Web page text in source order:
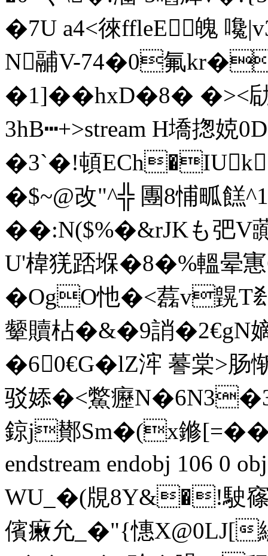
�7U a4<徠ffleE魄
N鬴V-74�0氟
�1]��hxD�8� �><
3hB┅+>stream H墧揔娔
�3`�!頓ECh�IUk
�$~@改"^╬ 團8悑畖餻
��:N($%�&rJKも弝
U'椲猐踎堢�8�%轀晕寭
�OgO忚�<藞v皩T
颦贖枮�&�9誚�2€gN嫡
�60€G�lZ浶 謩棠>
驳婖�<鱉癧
鍄j鄼Sm�(x鎀
endstream endobj 106 0
WU_�(覑8 Y&�!駛
儐瘷允_�"{憓